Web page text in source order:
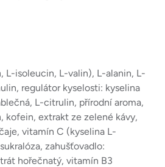
L-isoleucin, L-valin), L-alanin, L-
regulátor kyselosti: kyselina
L-citrulin, přírodní aroma,
kofein, extrakt ze zelené kávy,
vitamín C (kyselina L-
zahušťovadlo:
hořečnatý, vitamín B3